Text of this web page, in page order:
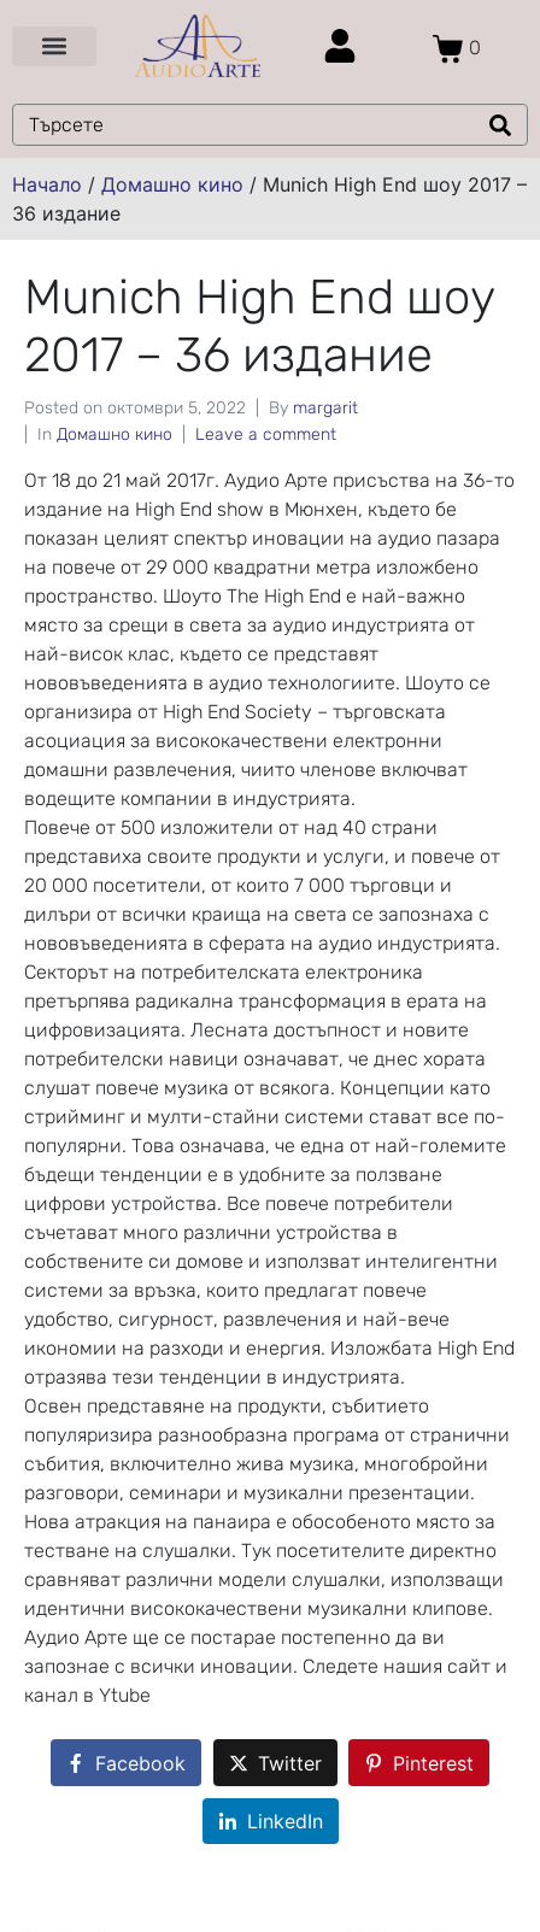
0
Начало / Домашно кино / Munich High End шоу 2017 –
36 издание
Munich High End шоу
2017 – 36 издание
Posted on октомври 5, 2022 By margarit
In Домашно кино Leave a comment
От 18 до 21 май 2017г. Аудио Арте присъства на 36-то
издание на High End show в Мюнхен, където бе
показан целият спектър иновации на аудио пазара
на повече от 29 000 квадратни метра изложбено
пространство. Шоуто The High End е най-важно
място за срещи в света за аудио индустрията от
най-висок клас, където се представят
нововъведенията в аудио технологиите. Шоуто се
организира от High End Society – търговската
асоциация за висококачествени електронни
домашни развлечения, чиито членове включват
водещите компании в индустрията.
Повече от 500 изложители от над 40 страни
представиха своите продукти и услуги, и повече от
20 000 посетители, от които 7 000 търговци и
дилъри от всички краища на света се запознаха с
нововъведенията в сферата на аудио индустрията.
Секторът на потребителската електроника
претърпява радикална трансформация в ерата на
цифровизацията. Лесната достъпност и новите
потребителски навици означават, че днес хората
слушат повече музика от всякога. Концепции като
стрийминг и мулти-стайни системи стават все по-
популярни. Това означава, че една от най-големите
бъдещи тенденции е в удобните за ползване
цифрови устройства. Все повече потребители
съчетават много различни устройства в
собствените си домове и използват интелигентни
системи за връзка, които предлагат повече
удобство, сигурност, развлечения и най-вече
икономии на разходи и енергия. Изложбата High End
отразява тези тенденции в индустрията.
Освен представяне на продукти, събитието
популяризира разнообразна програма от странични
събития, включително жива музика, многобройни
разговори, семинари и музикални презентации.
Нова атракция на панаира е обособеното място за
тестване на слушалки. Тук посетителите директно
сравняват различни модели слушалки, използващи
идентични висококачествени музикални клипове.
Аудио Арте ще се постарае постепенно да ви
запознае с всички иновации. Следете нашия сайт и
канал в Ytube
Facebook Twitter Pinterest
LinkedIn